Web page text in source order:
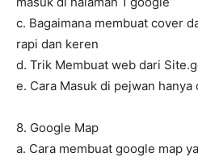
c. Bagaimana membuat cover
rapi dan keren
d. Trik Membuat web dari
e. Cara Masuk di pejwan
8. Google Map
a. Cara membuat google map